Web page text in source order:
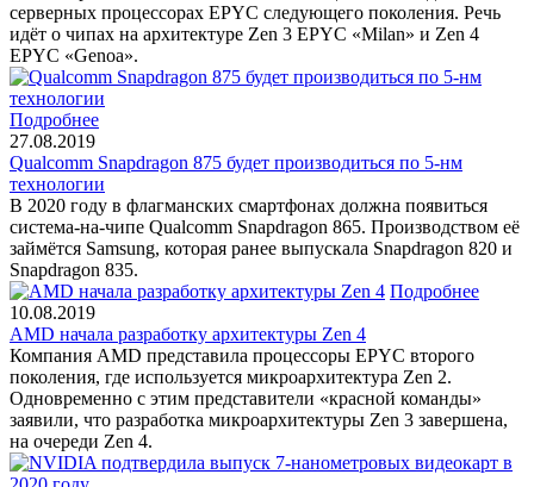
серверных процессорах EPYC следующего поколения. Речь
идёт о чипах на архитектуре Zen 3 EPYC «Milan» и Zen 4
EPYC «Genoa».
Подробнее
27.08.2019
Qualcomm Snapdragon 875 будет производиться по 5-нм
технологии
В 2020 году в флагманских смартфонах должна появиться
система-на-чипе Qualcomm Snapdragon 865. Производством её
займётся Samsung, которая ранее выпускала Snapdragon 820 и
Snapdragon 835.
Подробнее
10.08.2019
AMD начала разработку архитектуры Zen 4
Компания AMD представила процессоры EPYC второго
поколения, где используется микроархитектура Zen 2.
Одновременно с этим представители «красной команды»
заявили, что разработка микроархитектуры Zen 3 завершена,
на очереди Zen 4.